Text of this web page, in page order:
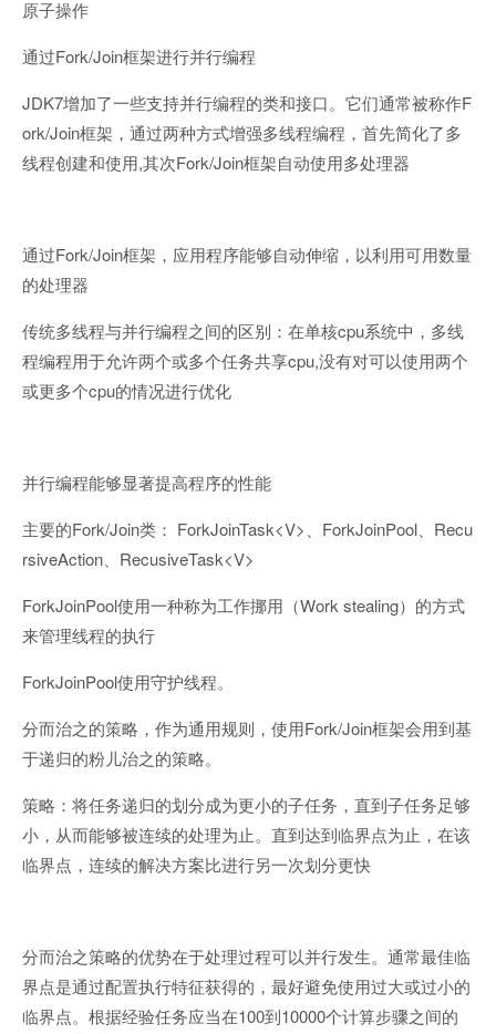
原子操作
通过Fork/Join框架进行并行编程
JDK7增加了一些支持并行编程的类和接口。它们通常被称作F
ork/Join框架，通过两种方式增强多线程编程，首先简化了多
线程创建和使用,其次Fork/Join框架自动使用多处理器
通过Fork/Join框架，应用程序能够自动伸缩，以利用可用数量
的处理器
传统多线程与并行编程之间的区别：在单核cpu系统中，多线
程编程用于允许两个或多个任务共享cpu,没有对可以使用两个
或更多个cpu的情况进行优化
并行编程能够显著提高程序的性能
主要的Fork/Join类： ForkJoinTask<V> ForkJoinPool
Recu
rsiveAction
RecusiveTask<V>
ForkJoinPool使用一种称为工作挪用（Work stealing）的方式
来管理线程的执行
ForkJoinPool使用守护线程。
分而治之的策略，作为通用规则，使用Fork/Join框架会用到基
于递归的粉儿治之的策略。
策略：将任务递归的划分成为更小的子任务，直到子任务足够
小，从而能够被连续的处理为止。直到达到临界点为止，在该
临界点，连续的解决方案比进行另一次划分更快
分而治之策略的优势在于处理过程可以并行发生。通常最佳临
界点是通过配置执行特征获得的，最好避免使用过大或过小的
临界点。根据经验任务应当在100到 10000个计算步骤之间的